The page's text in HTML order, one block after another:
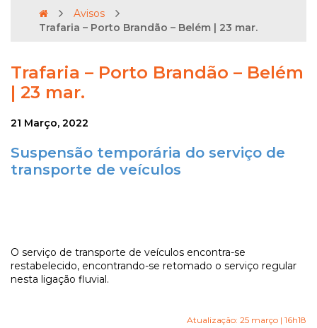
Avisos
Trafaria – Porto Brandão – Belém | 23 mar.
Trafaria – Porto Brandão – Belém
| 23 mar.
21 Março, 2022
Suspensão temporária do serviço de
transporte de veículos
O serviço de transporte de veículos encontra-se
restabelecido, encontrando-se retomado o serviço regular
nesta ligação fluvial.
Atualização: 25 março | 16h18